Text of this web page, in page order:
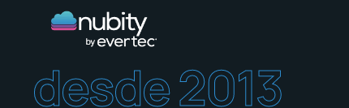
desde 2013